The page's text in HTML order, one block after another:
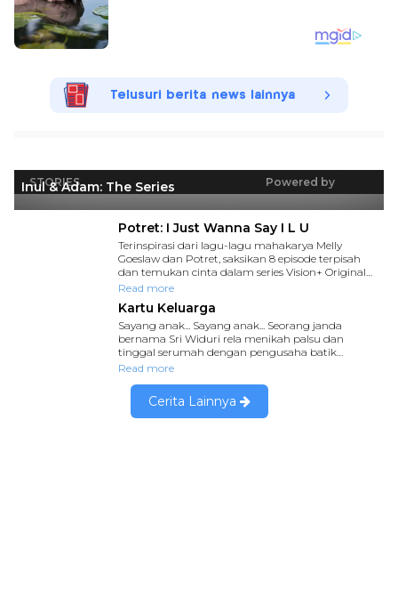
Telusuri berita news lainnya